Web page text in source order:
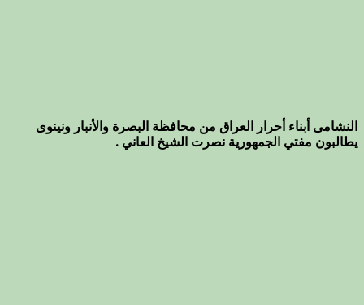
النشامى أبناء أحرار العراق من محافظة البصرة والأنبار ونينوى
يطالبون مفتي الجمهورية نصرت الشيخ العاني .